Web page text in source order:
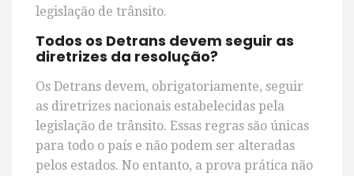
legislação de trânsito.
Todos os Detrans devem seguir as
diretrizes da resolução?
Os Detrans devem, obrigatoriamente, seguir
as diretrizes nacionais estabelecidas pela
legislação de trânsito. Essas regras são únicas
para todo o país e não podem ser alteradas
pelos estados. No entanto, a prova prática não